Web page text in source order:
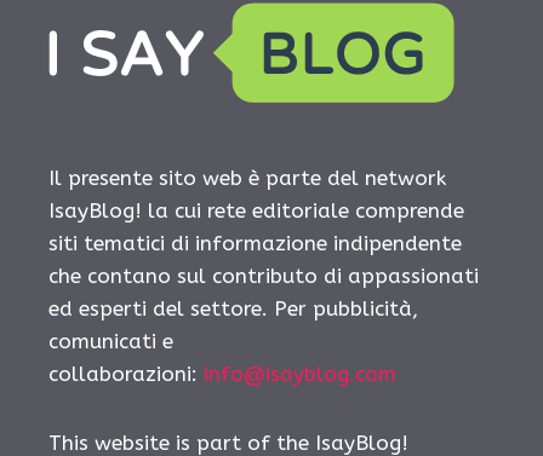
Il presente sito web è parte del network
IsayBlog! la cui rete editoriale comprende
siti tematici di informazione indipendente
che contano sul contributo di appassionati
ed esperti del settore. Per pubblicità,
comunicati e
collaborazioni: info@isayblog.com
This website is part of the IsayBlog!